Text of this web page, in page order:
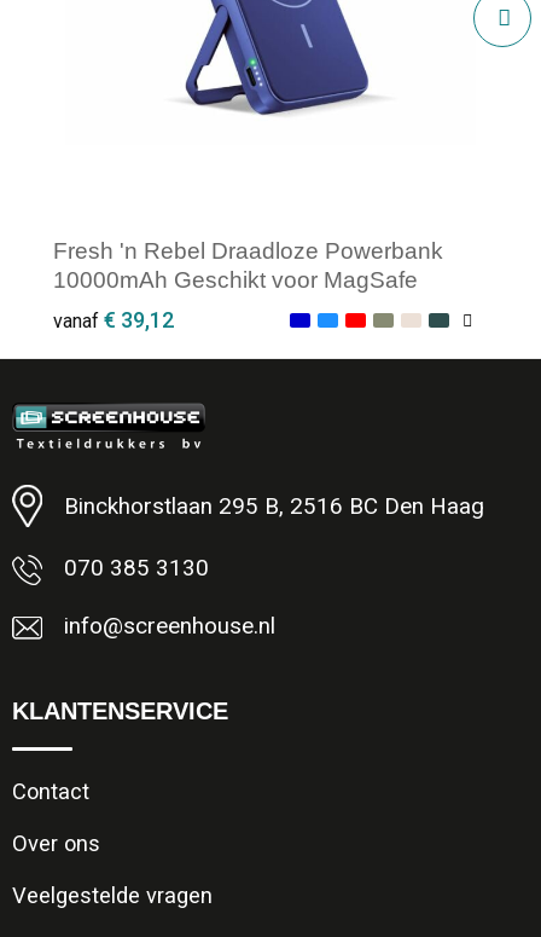
Fresh 'n Rebel Draadloze Powerbank
10000mAh Geschikt voor MagSafe
vanaf € 39,12
Minimale afname: 1
Binckhorstlaan 295 B, 2516 BC Den Haag
070 385 3130
info@screenhouse.nl
KLANTENSERVICE
Contact
Over ons
Veelgestelde vragen